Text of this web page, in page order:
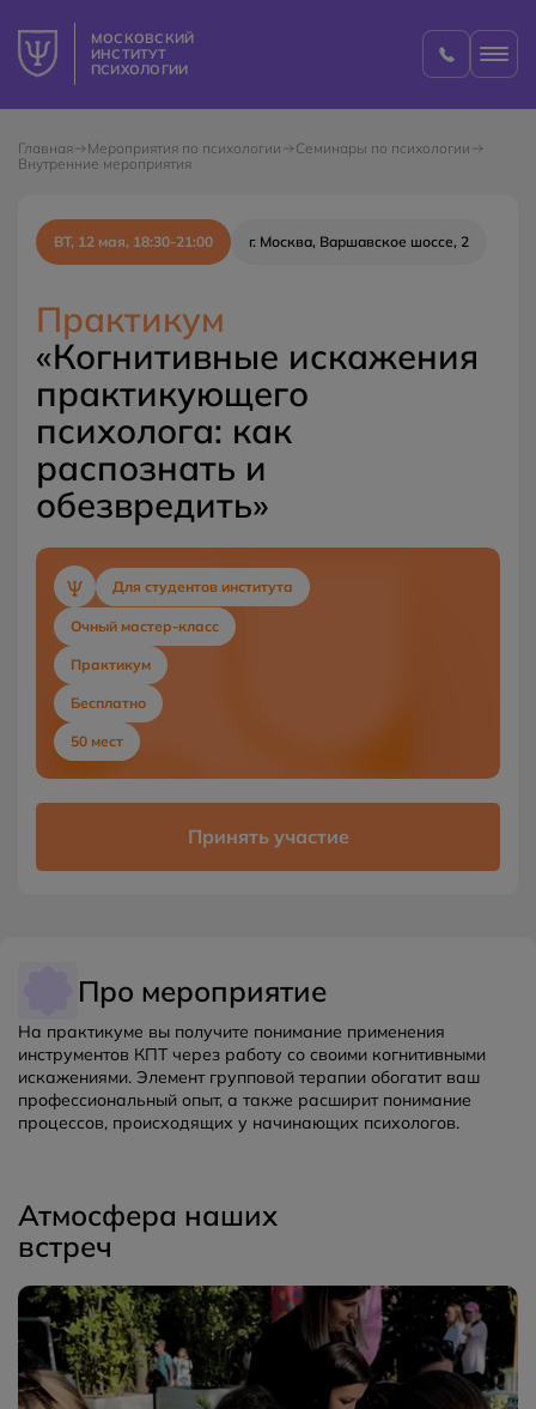
МОСКОВСКИЙ
ИНСТИТУТ
ПСИХОЛОГИИ
Главная Мероприятия по психологии
Семинары по психологии
Внутренние мероприятия
ВТ, 12 мая, 18:30-21:00 г. Москва, Варшавское шоссе, 2
Практикум
«Когнитивные искажения
практикующего
психолога: как
распознать и
обезвредить»
Для студентов института
Очный мастер-класс
Практикум
Бесплатно
50 мест
Принять участие
Про мероприятие
На практикуме вы получите понимание применения
инструментов КПТ через работу со своими когнитивными
искажениями. Элемент групповой терапии обогатит ваш
профессиональный опыт, а также расширит понимание
процессов, происходящих у начинающих психологов.
Атмосфера наших
встреч